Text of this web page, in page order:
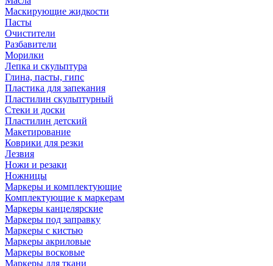
Маскирующие жидкости
Пасты
Очистители
Разбавители
Морилки
Лепка и скульптура
Глина, пасты, гипс
Пластика для запекания
Пластилин скульптурный
Стеки и доски
Пластилин детский
Макетирование
Коврики для резки
Лезвия
Ножи и резаки
Ножницы
Маркеры и комплектующие
Комплектующие к маркерам
Маркеры канцелярские
Маркеры под заправку
Маркеры с кистью
Маркеры акриловые
Маркеры восковые
Маркеры для ткани